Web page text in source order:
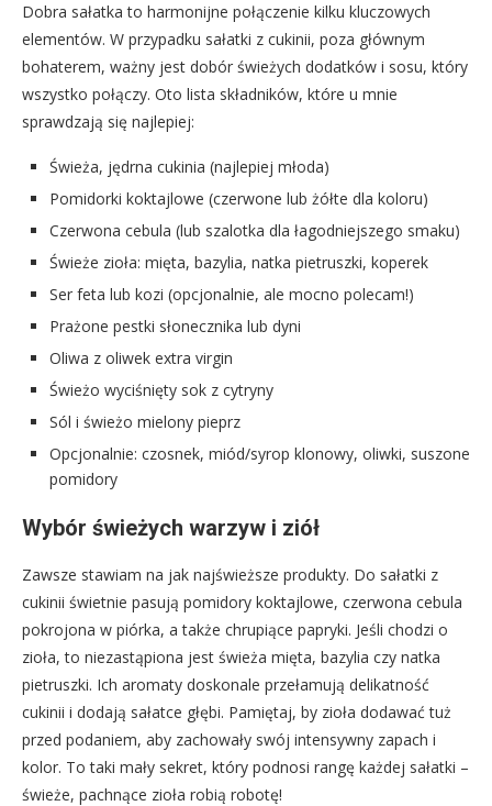
Dobra sałatka to harmonijne połączenie kilku kluczowych
elementów. W przypadku sałatki z cukinii, poza głównym
bohaterem, ważny jest dobór świeżych dodatków i sosu, który
wszystko połączy. Oto lista składników, które u mnie
sprawdzają się najlepiej:
Świeża, jędrna cukinia (najlepiej młoda)
Pomidorki koktajlowe (czerwone lub żółte dla koloru)
Czerwona cebula (lub szalotka dla łagodniejszego smaku)
Świeże zioła: mięta, bazylia, natka pietruszki, koperek
Ser feta lub kozi (opcjonalnie, ale mocno polecam!)
Prażone pestki słonecznika lub dyni
Oliwa z oliwek extra virgin
Świeżo wyciśnięty sok z cytryny
Sól i świeżo mielony pieprz
Opcjonalnie: czosnek, miód/syrop klonowy, oliwki, suszone
pomidory
Wybór świeżych warzyw i ziół
Zawsze stawiam na jak najświeższe produkty. Do sałatki z
cukinii świetnie pasują pomidory koktajlowe, czerwona cebula
pokrojona w piórka, a także chrupiące papryki. Jeśli chodzi o
zioła, to niezastąpiona jest świeża mięta, bazylia czy natka
pietruszki. Ich aromaty doskonale przełamują delikatność
cukinii i dodają sałatce głębi. Pamiętaj, by zioła dodawać tuż
przed podaniem, aby zachowały swój intensywny zapach i
kolor. To taki mały sekret, który podnosi rangę każdej sałatki –
świeże, pachnące zioła robią robotę!